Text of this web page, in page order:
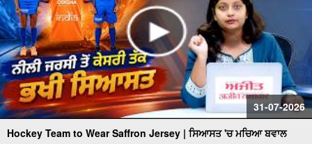
31-07-2026
Hockey Team to Wear Saffron Jersey | ਸਿਆਸਤ 'ਚ ਮਚਿਆ ਬਵਾਲ